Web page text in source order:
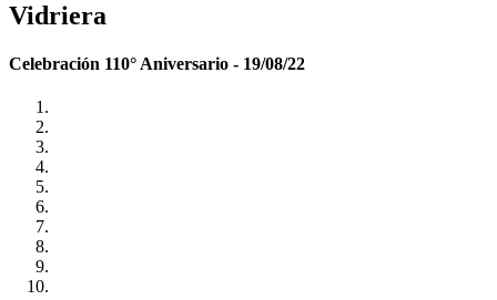
Vidriera
Celebración 110° Aniversario - 19/08/22